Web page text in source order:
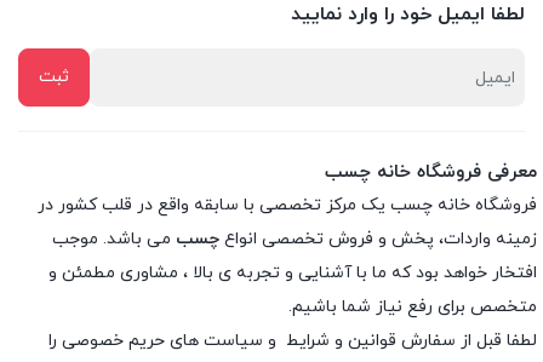
لطفا ایمیل خود را وارد نمایید
معرفی فروشگاه خانه چسب
فروشگاه خانه چسب یک مرکز تخصصی با سابقه واقع در قلب کشور در
زمینه واردات، پخش و فروش تخصصی انواع چسب می باشد. موجب
افتخار خواهد بود که ما با آشنایی و تجربه ی بالا ، مشاوری مطمئن و
متخصص برای رفع نیاز شما باشیم.
لطفا قبل از سفارش قوانین و شرایط و سیاست های حریم خصوصی را